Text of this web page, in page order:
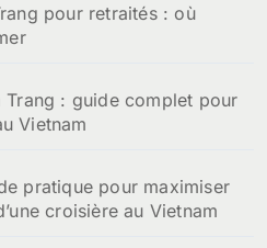
pour retraités : où
Trang : guide complet pour
Vietnam
pratique pour maximiser
croisière au Vietnam